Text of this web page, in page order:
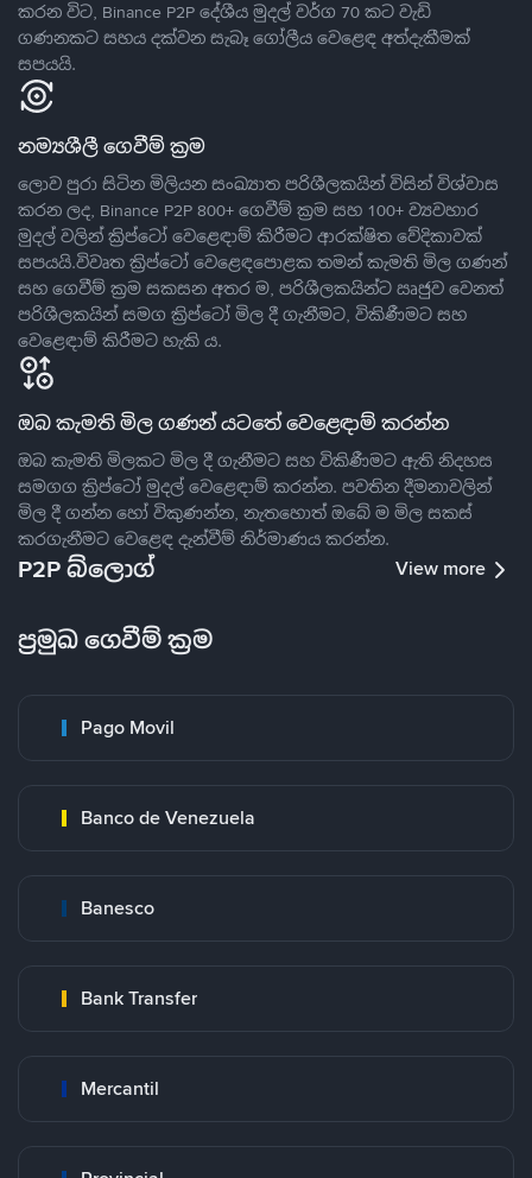
කරන විට, Binance P2P දේශීය මුදල් වර්ග 70 කට වැඩි
ගණනකට සහය දක්වන සැබෑ ගෝලීය වෙළෙඳ අත්දැකීමක්
සපයයි.
නම්‍යශීලී ගෙවීම් ක්‍රම
ලොව පුරා සිටින මිලියන සංඛ්‍යාත පරිශීලකයින් විසින් විශ්වාස
කරන ලද, Binance P2P 800+ ගෙවීම් ක්‍රම සහ 100+ ව්‍යවහාර
මුදල් වලින් ක්‍රිප්ටෝ වෙළෙඳාම් කිරීමට ආරක්ෂිත වේදිකාවක්
සපයයි.විවෘත ක්‍රිප්ටෝ වෙළෙඳපොළක තමන් කැමති මිල ගණන්
සහ ගෙවීම් ක්‍රම සකසන අතර ම, පරිශීලකයින්ට ඍජුව වෙනත්
පරිශීලකයින් සමග ක්‍රිප්ටෝ මිල දී ගැනීමට, විකිණීමට සහ
වෙළෙඳාම් කිරීමට හැකි ය.
ඔබ කැමති මිල ගණන් යටතේ වෙළෙඳාම් කරන්න
ඔබ කැමති මිලකට මිල දී ගැනීමට සහ විකිණීමට ඇති නිදහස
සමගග ක්‍රිප්ටෝ මුදල් වෙළෙඳාම් කරන්න. පවතින දීමනාවලින්
මිල දී ගන්න හෝ විකුණන්න, නැතහොත් ඔබේ ම මිල සකස්
කරගැනීමට වෙළෙඳ දැන්වීම් නිර්මාණය කරන්න.
P2P බ්ලොග් View more
ප්‍රමුඛ ගෙවීම් ක්‍රම
Pago Movil
Banco de Venezuela
Banesco
Bank Transfer
Mercantil